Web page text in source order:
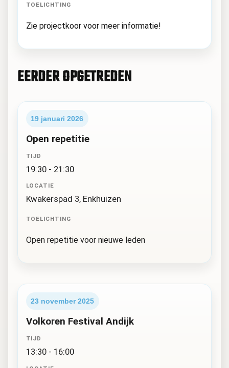
TOELICHTING
Zie projectkoor voor meer informatie!
EERDER OPGETREDEN
19 januari 2026
Open repetitie
TIJD
19:30 - 21:30
LOCATIE
Kwakerspad 3, Enkhuizen
TOELICHTING
Open repetitie voor nieuwe leden
23 november 2025
Volkoren Festival Andijk
TIJD
13:30 - 16:00